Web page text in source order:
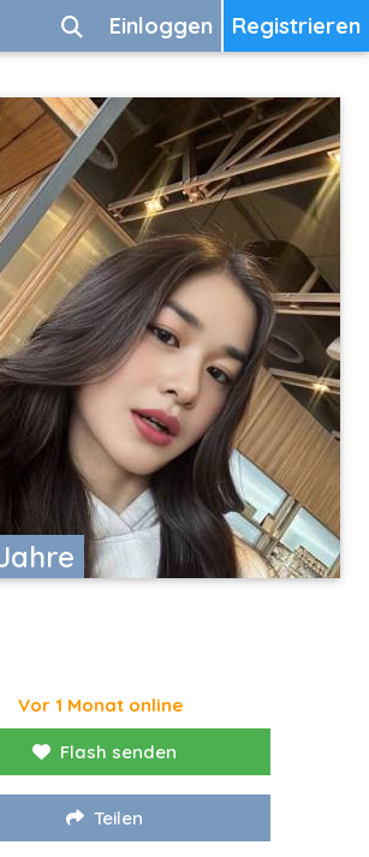
Registrieren
Einloggen
Vor 1 Monat online
Flash senden
Teilen